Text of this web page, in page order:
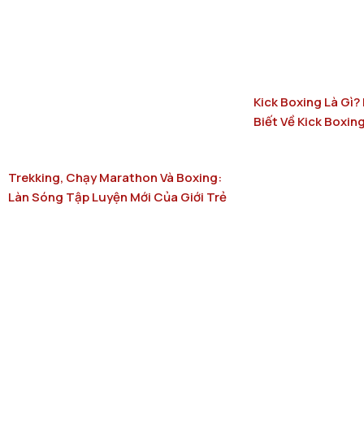
Trekking, Chạy Marathon Và Boxing:
Làn Sóng Tập Luyện Mới Của Giới Trẻ
Kick Boxing Là
Biết Về Kick